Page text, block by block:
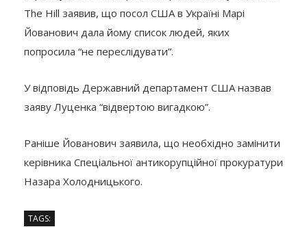
The Hill заявив, що посол США в Україні Марі
Йованович дала йому список людей, яких
попросила “не переслідувати”.
У відповідь Державний департамент США назвав
заяву Луценка “відвертою вигадкою”.
Раніше Йованович заявила, що необхідно замінити
керівника Спеціальної антикорупційної прокуратури
Назара Холодницького.
TAGS: